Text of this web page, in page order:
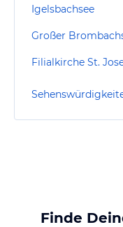
Igelsbachsee
Großer
Filialkirche St.
Finde